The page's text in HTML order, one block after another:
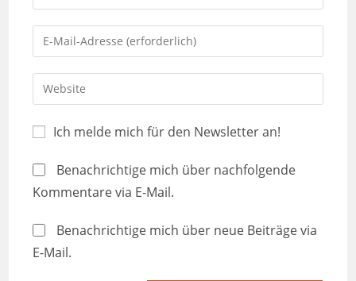
Ich melde mich für den Newsletter an!
Benachrichtige mich über nachfolgende
Kommentare via E-Mail.
Benachrichtige mich über neue Beiträge via
E-Mail.